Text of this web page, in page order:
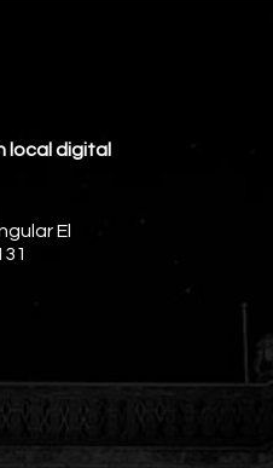
local digital
El